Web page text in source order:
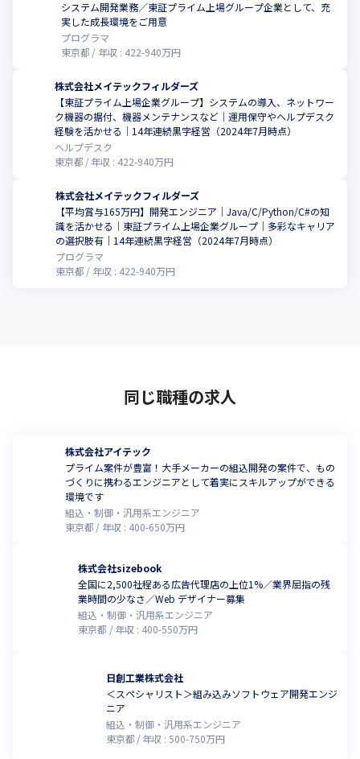
配属先により異なる場合がございます。
システム開発業務／東証プライム上場グループ企業として、充
実した成長環境をご用意
プログラマ
東京都
年収 : 422-940万円
株式会社メイテックフィルダーズ
【東証プライム上場企業グループ】システムの導入、ネットワー
ク機器の据付、機器メンテナンスなど｜運用保守やヘルプデスク
経験を活かせる｜14年連続黒字経営（2024年7月時点）
ヘルプデスク
東京都
年収 : 422-940万円
株式会社メイテックフィルダーズ
【平均賞与165万円】開発エンジニア｜Java/C/Python/C#の知
識を活かせる｜東証プライム上場企業グループ｜多彩なキャリア
の選択肢有｜14年連続黒字経営（2024年7月時点）
プログラマ
東京都
年収 : 422-940万円
同じ職種の求人
株式会社アイテック
プライム案件が豊富！大手メーカーの組込開発の案件で、もの
づくりに携わるエンジニアとして着実にスキルアップができる
環境です
組込・制御・汎用系エンジニア
東京都
年収 : 400-650万円
株式会社sizebook
全国に2,500社程ある広告代理店の上位1%／業界屈指の残
業時間の少なさ／Web デザイナー募集
組込・制御・汎用系エンジニア
東京都
年収 : 400-550万円
日創工業株式会社
＜スペシャリスト＞組み込みソフトウェア開発エンジ
ニア
組込・制御・汎用系エンジニア
東京都
年収 :500-750万円